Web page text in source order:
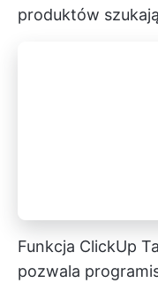
produktów
Funkcja ClickUp
pozwala